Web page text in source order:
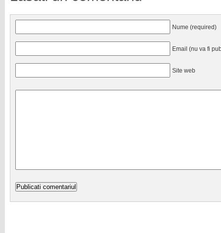
Nume (required)
Email (nu va fi
Site web